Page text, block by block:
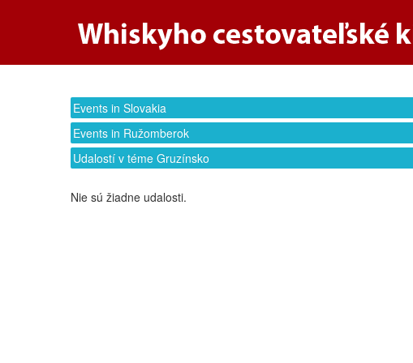
Events in Slovakia
Events in Ružomberok
Udalostí v téme Gruzínsko
Nie sú žiadne udalosti.